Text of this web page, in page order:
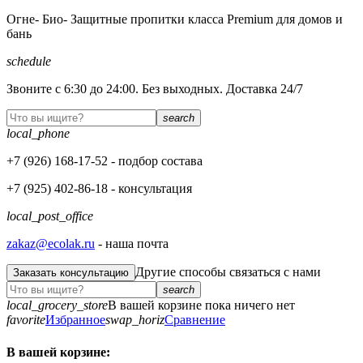
Огне- Био- Защитные пропитки класса Premium для домов и
бань
schedule
Звоните с 6:30 до 24:00. Без выходных. Доставка 24/7
search
local_phone
+7 (926) 168-17-52 - подбор состава
+7 (925) 402-86-18 - консультация
local_post_office
zakaz@ecolak.ru - наша почта
Заказать консультацию Другие способы связаться с нами
search
local_grocery_storeВ вашей корзине пока ничего нет
favoriteИзбранноеswap_horizСравнение
В вашей корзине: